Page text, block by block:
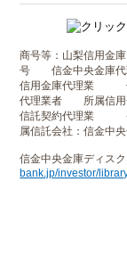
商号等：山梨信用金
号 信金中央金庫代
信用金庫代理業 信
代理業者 所属信用
信託契約代理業 登
属信託会社：信金中
信金中央金庫ディス
bank.jp/investor/